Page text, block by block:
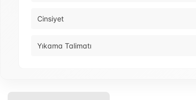
Cinsiyet
Yıkama Talimatı